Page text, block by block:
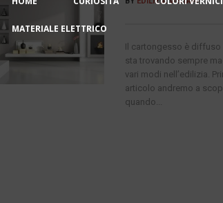
MATERIALE ELETTRICO
Il cartongesso è diffuso
sta trovando sempre
vari modi nell’edilizia.
articolo andremo a
quando...